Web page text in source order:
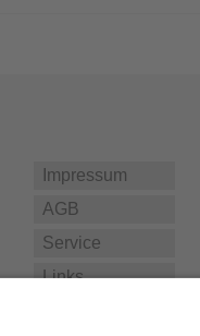
Impressum
AGB
Service
Links